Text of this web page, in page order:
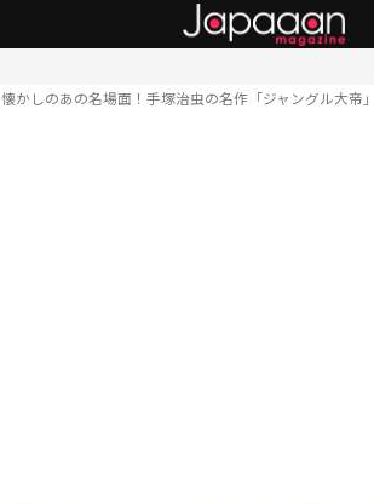
懐かしのあの名場面！手塚治虫の名作「ジャングル大